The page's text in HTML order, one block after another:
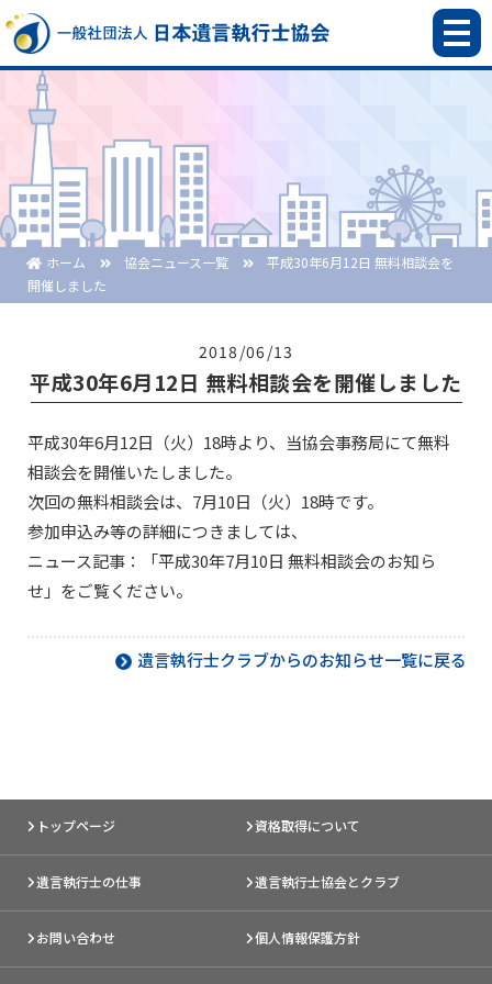
ホーム 協会ニュース一覧
平成30年6月12日 無料相談会を
開催しました
2018/06/13
平成30年6月12日 無料相談会を開催しました
平成30年6月12日（火）18時より、当協会事務局にて無料
相談会を開催いたしました。
次回の無料相談会は、7月10日（火）18時です。
参加申込み等の詳細につきましては、
ニュース記事：「平成30年7月10日 無料相談会のお知ら
せ 」をご覧ください。
遺言執行士クラブからのお知らせ一覧に戻る
トップページ 資格取得について
遺言執行士の仕事 遺言執行士協会とクラブ
お問い合わせ 個人情報保護方針